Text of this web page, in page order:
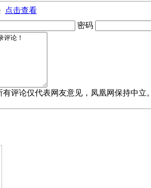
点击查看
密码
有评论仅代表网友意见，凤凰网保持中立。